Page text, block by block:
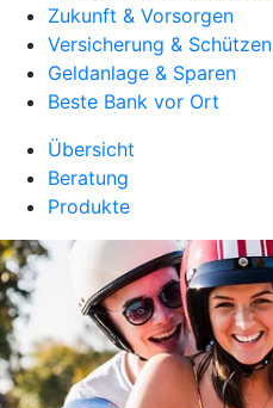
Zukunft & Vorsorgen
Versicherung & Schützen
Geldanlage & Sparen
Beste Bank vor Ort
Übersicht
Beratung
Produkte